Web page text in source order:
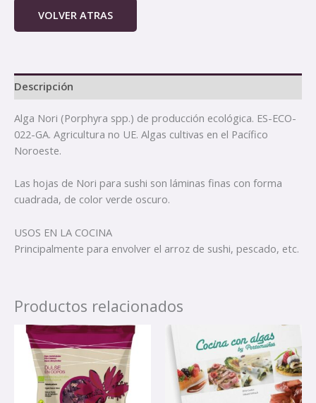
VOLVER ATRAS
Descripción
Alga Nori (Porphyra spp.) de producción ecológica. ES-ECO-
022-GA. Agricultura no UE. Algas cultivas en el Pacífico
Noroeste.
Las hojas de Nori para sushi son láminas finas con forma
cuadrada, de color verde oscuro.
USOS EN LA COCINA
Principalmente para envolver el arroz de sushi, pescado, etc.
Productos relacionados